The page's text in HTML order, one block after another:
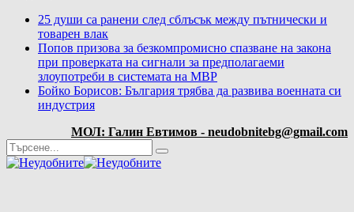
25 души са ранени след сблъсък между пътнически и
товарен влак
Попов призова за безкомпромисно спазване на закона
при проверката на сигнали за предполагаеми
злоупотреби в системата на МВР
Бойко Борисов: България трябва да развива военната си
индустрия
МОЛ: Галин Евтимов - neudobnitebg@gmail.com